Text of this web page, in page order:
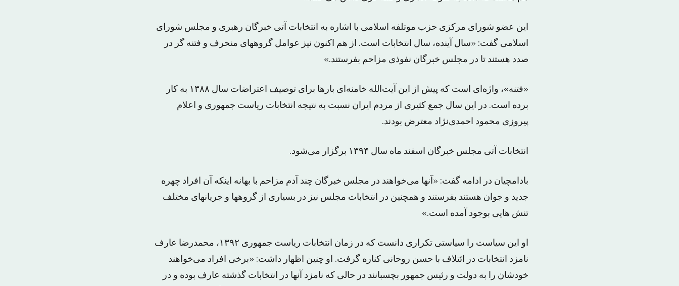
این عضو شورای مرکزی حزب موتلفه اسلامی با اشاره به انتخابات آتی خبرگان رهبری و مجلس شورای
اسلامی گفت: «سال آینده، سال انتخابات است. از هم اکنون نیز عوامل گروههای منحرف و فتنه گر در
صدد هستند تا در مجلس خبرگان نفوذی مزاحم بفرستند.»
«فتنه»، واژه‌ای است که پیش از این آیت‌الله خامنه‌ای بارها برای توصیف اعتراضات سال ۱۳۸۸ به کار
برده است. در این سال جمع کثیری از مردم ایران نسبت به نتیجه انتخابات ریاست جمهوری و اعلام
پیروزی محمود احمدی‌نژاد معترض بودند.
انتخابات آتی مجلس خبرگان اسفند ماه سال ۱۳۹۴ برگزار می‌شود.
بادامچیان در ادامه گفت: «آنها می‌خواهند در مجلس خبرگان چند آدم مزاحم با بهانه اینکه آن افراد چهره
جدید و جوان هستند بفرستند و همچنین در انتخابات مجلس نیز در بسیاری از گروهها و جریانهای مختلف
تنش هایی بوجود آمده است.»
او این سیاست را سیاستی تکراری دانست که در زمان انتخابات ریاست جمهوری ۱۳۹۲، محمدرضا عارف
نامزد انتخابات در ائتلاف با حسن روحانی کناره گرفت. او چنین اظهار داشت: «برخی افراد می‌‌خواهند
خودشان را به دولت و رئیس جمهور بچسبانند در حالی که نامزد آنها در انتخابات گذشته عارف بوده و در